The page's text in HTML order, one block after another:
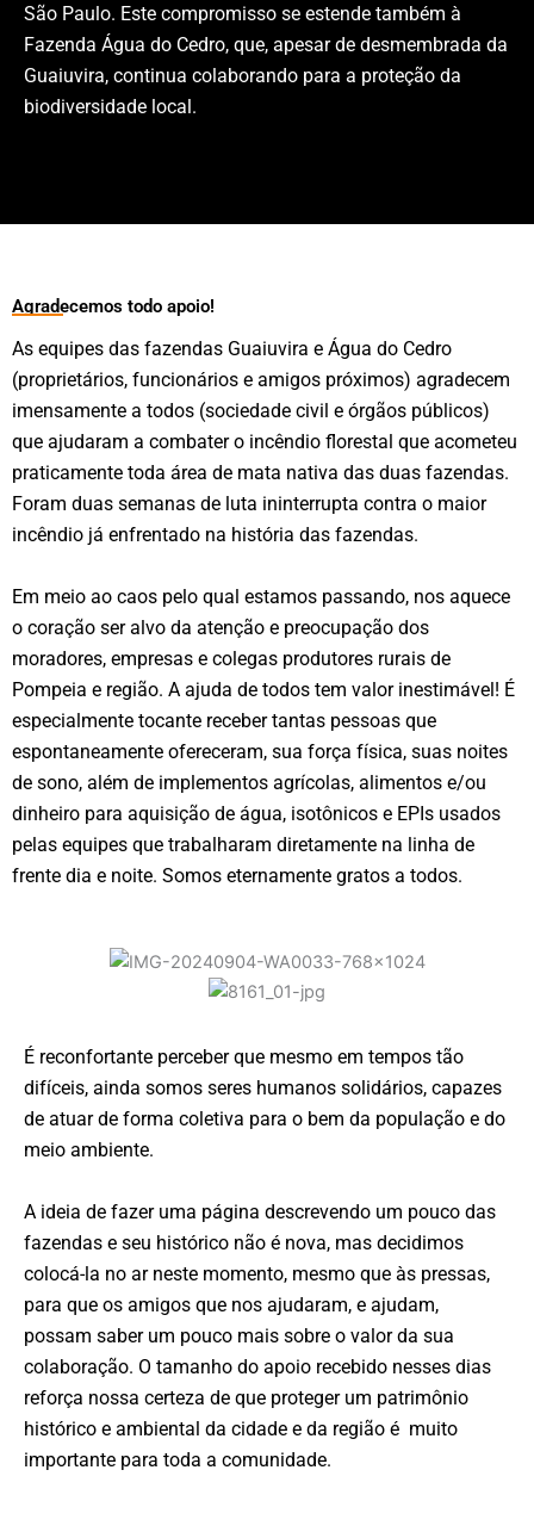
São Paulo. Este compromisso se estende também à
Fazenda Água do Cedro, que, apesar de desmembrada da
Guaiuvira, continua colaborando para a proteção da
biodiversidade local.
Agradecemos todo apoio!
As equipes das fazendas Guaiuvira e Água do Cedro
(proprietários, funcionários e amigos próximos) agradecem
imensamente a todos (sociedade civil e órgãos públicos)
que ajudaram a combater o incêndio florestal que acometeu
praticamente toda área de mata nativa das duas fazendas.
Foram duas semanas de luta ininterrupta contra o maior
incêndio já enfrentado na história das fazendas.
Em meio ao caos pelo qual estamos passando, nos aquece
o coração ser alvo da atenção e preocupação dos
moradores, empresas e colegas produtores rurais de
Pompeia e região. A ajuda de todos tem valor inestimável! É
especialmente tocante receber tantas pessoas que
espontaneamente ofereceram, sua força física, suas noites
de sono, além de implementos agrícolas, alimentos e/ou
dinheiro para aquisição de água, isotônicos e EPIs usados
pelas equipes que trabalharam diretamente na linha de
frente dia e noite. Somos eternamente gratos a todos.
É reconfortante perceber que mesmo em tempos tão
difíceis, ainda somos seres humanos solidários, capazes
de atuar de forma coletiva para o bem da população e do
meio ambiente.
A ideia de fazer uma página descrevendo um pouco das
fazendas e seu histórico não é nova, mas decidimos
colocá-la no ar neste momento, mesmo que às pressas,
para que os amigos que nos ajudaram, e ajudam,
possam saber um pouco mais sobre o valor da sua
colaboração. O tamanho do apoio recebido nesses dias
reforça nossa certeza de que proteger um patrimônio
histórico e ambiental da cidade e da região é muito
importante para toda a comunidade.